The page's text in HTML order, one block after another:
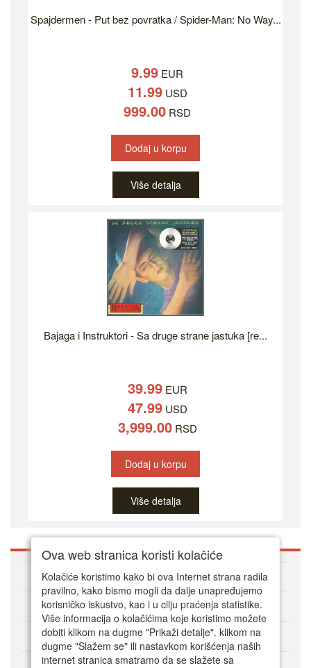
Spajdermen - Put bez povratka / Spider-Man: No Way...
9.99 EUR
11.99USD
999.00 RSD
Dodaj u korpu
Više detalja
Bajaga i Instruktori - Sa druge strane jastuka [re...
39.99EUR
47.99USD
3,999.00RSD
Dodaj u korpu
Više detalja
O DVD Zoni
Kako kupovati online
Korisnički servis
Ova web stranica koristi kolačiće
Kolačiće koristimo kako bi ova Internet strana radila
pravilno, kako bismo mogli da dalje unapređujemo
korisničko iskustvo, kao i u cilju praćenja statistike.
Više informacija o kolačićima koje koristimo možete
dobiti klikom na dugme "Prikaži detalje". klikom na
dugme "Slažem se" ili nastavkom korišćenja naših
internet stranica smatramo da se slažete sa